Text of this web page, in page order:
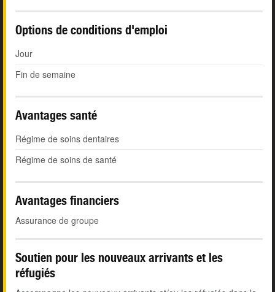
Options de conditions d'emploi
Jour
Fin de semaine
Avantages santé
Régime de soins dentaires
Régime de soins de santé
Avantages financiers
Assurance de groupe
Soutien pour les nouveaux arrivants et les
réfugiés